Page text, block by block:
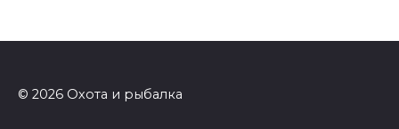
© 2026 Охота и рыбалка